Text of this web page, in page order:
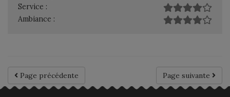
Service :
Ambiance :
Page suivante
Page précédente